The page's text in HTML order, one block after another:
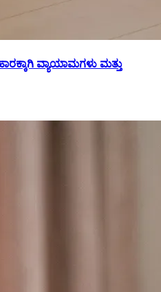
ವ್ಯಾಯಾಮಗಳು ಮತ್ತು